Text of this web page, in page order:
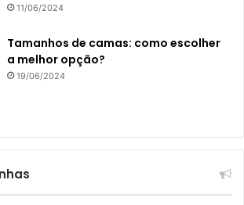
11/06/2024
Tamanhos de camas: como escolher
a melhor opção?
19/06/2024